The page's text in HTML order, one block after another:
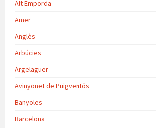
Alt Emporda
Amer
Anglès
Arbúcies
Argelaguer
Avinyonet de Puigventós
Banyoles
Barcelona